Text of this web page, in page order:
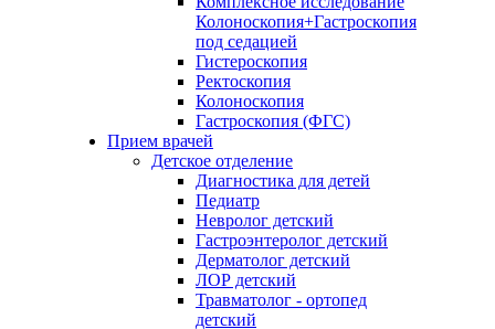
Колоноскопия+Гастроскопия
под седацией
Гистероскопия
Ректоскопия
Колоноскопия
Гастроскопия (ФГС)
Прием врачей
Детское отделение
Диагностика для детей
Педиатр
Невролог детский
Гастроэнтеролог детский
Дерматолог детский
ЛОР детский
Травматолог - ортопед
детский